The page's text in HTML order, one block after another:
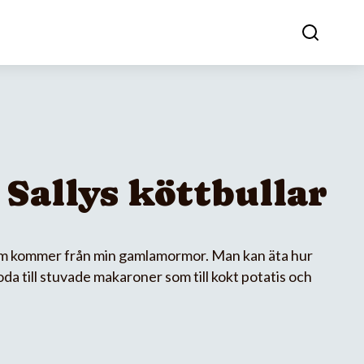
Sallys köttbullar
kommer från min gamlamormor. Man kan äta hur
till stuvade makaroner som till kokt potatis och